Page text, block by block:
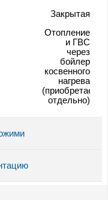
Закрытая
Отопление
и ГВС
через
бойлер
косвенного
нагрева
(приобретается
отдельно)